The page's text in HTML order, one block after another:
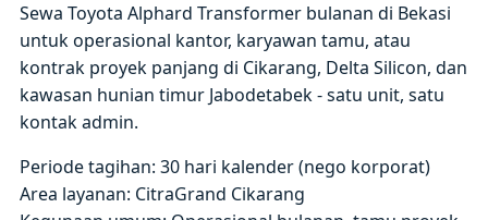
Sewa Toyota Alphard Transformer bulanan di Bekasi
untuk operasional kantor, karyawan tamu, atau
kontrak proyek panjang di Cikarang, Delta Silicon, dan
kawasan hunian timur Jabodetabek - satu unit, satu
kontak admin.
Periode tagihan: 30 hari kalender (nego korporat)
Area layanan: CitraGrand Cikarang